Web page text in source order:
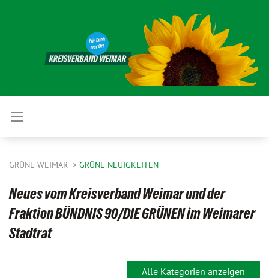
GRÜNE WEIMAR GRÜNE NEUIGKEITEN
Neues vom Kreisverband Weimar und der
Fraktion BÜNDNIS 90/DIE GRÜNEN im Weimarer
Stadtrat
Alle Kategorien anzeigen